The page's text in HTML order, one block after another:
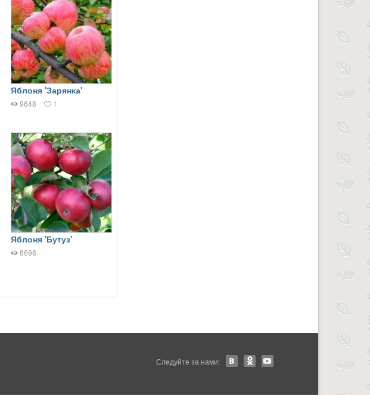
Яблоня 'Зарянка'
9648 1
Яблоня 'Бутуз'
8698
Следуйте за нами: